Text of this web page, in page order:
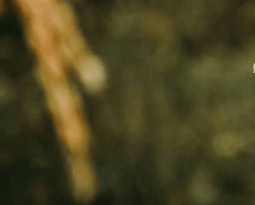
Nous
Depuis notre
Nous garantissons
Nous